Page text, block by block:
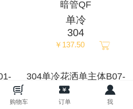
Deutsch
ئۇيغۇرچە
暗管QF
单冷
304
￥137.50
304单冷花洒单主体B07-
明管QF
单冷
购物车 订单 我